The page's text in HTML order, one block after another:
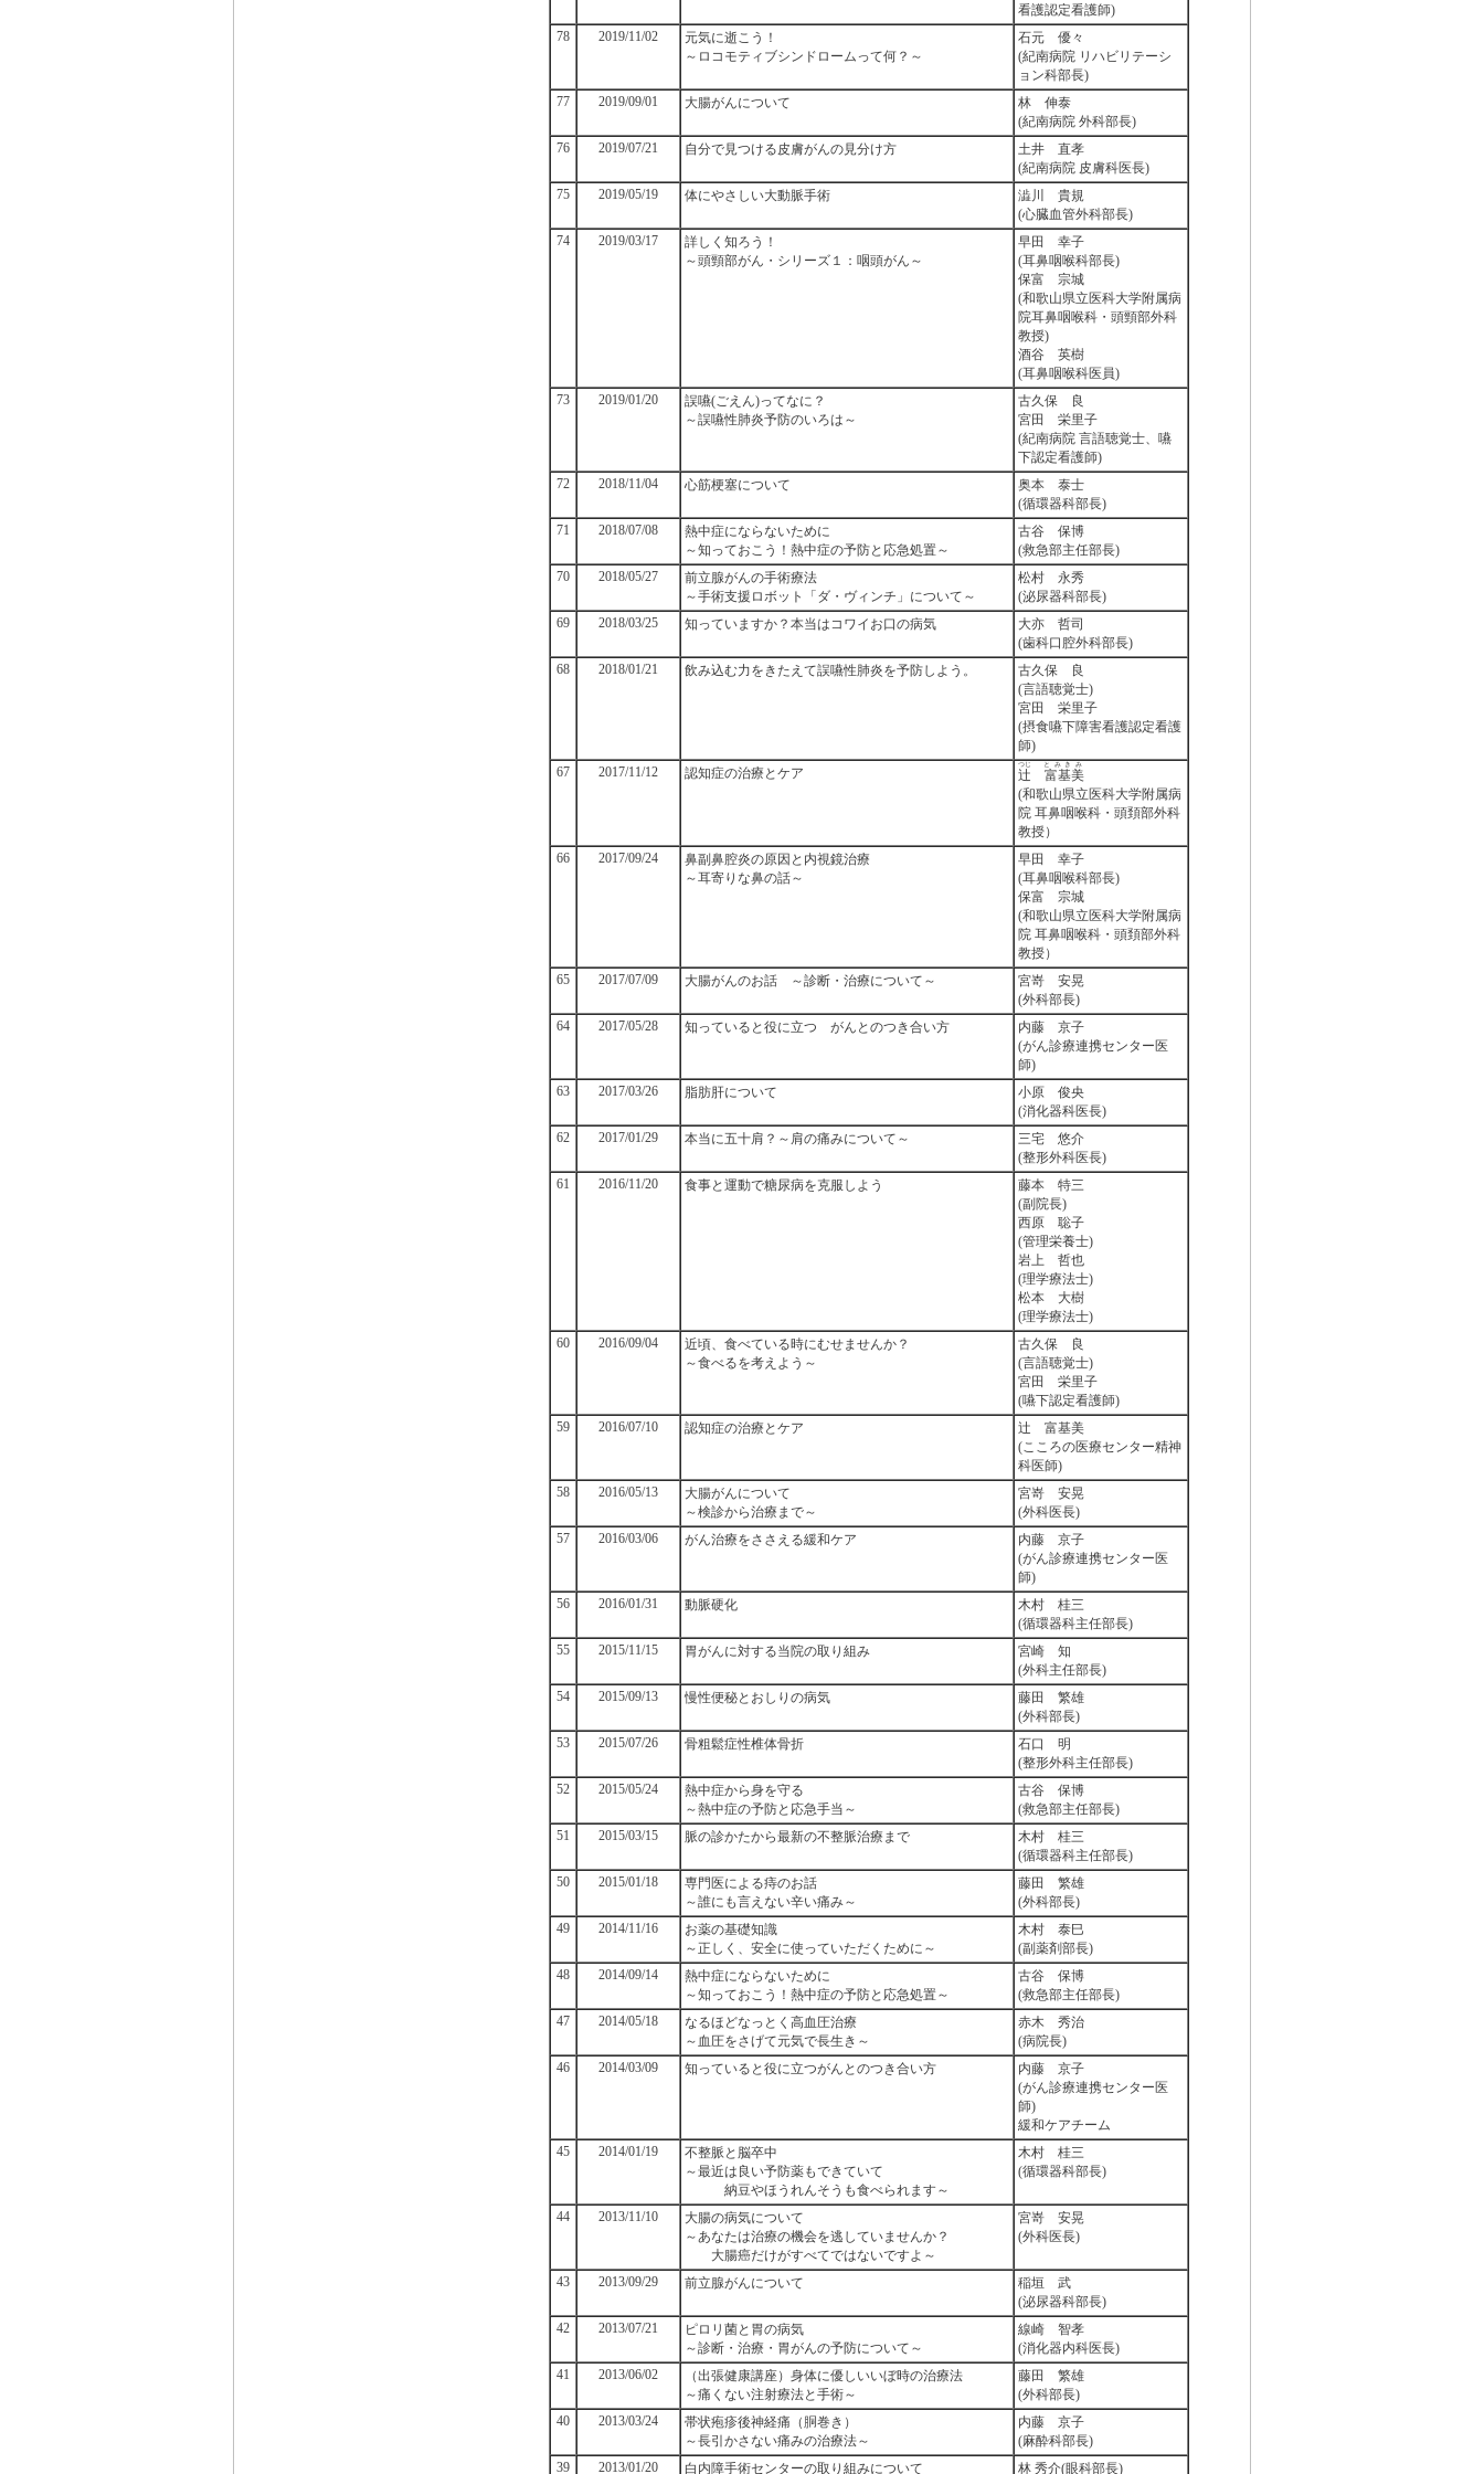
看護認定看護師)
78
2019/11/02
元気に逝こう！
～ロコモティブシンドロームって何？～
石元 優々
(紀南病院 リハビリテーシ
ョン科部長)
77
2019/09/01 大腸がんについて
林 伸泰
(紀南病院 外科部長)
76
2019/07/21 自分で見つける皮膚がんの見分け方
土井 直孝
(紀南病院 皮膚科医長)
75
2019/05/19 体にやさしい大動脈手術
澁川 貴規
(心臓血管外科部長)
74
2019/03/17
詳しく知ろう！
～頭頸部がん・シリーズ１：咽頭がん～
早田 幸子
(耳鼻咽喉科部長)
保富 宗城
(和歌山県立医科大学附属病
院耳鼻咽喉科・頭頸部外科
教授)
酒谷 英樹
(耳鼻咽喉科医員)
73
2019/01/20
誤嚥(ごえん)ってなに？
～誤嚥性肺炎予防のいろは～
古久保 良
宮田 栄里子
(紀南病院 言語聴覚士、嚥
下認定看護師)
72
2018/11/04 心筋梗塞について
奥本 泰士
(循環器科部長)
71
2018/07/08
熱中症にならないために
～知っておこう！熱中症の予防と応急処置～
古谷 保博
(救急部主任部長)
70
2018/05/27
前立腺がんの手術療法
～手術支援ロボット「ダ・ヴィンチ」について～
松村 永秀
(泌尿器科部長)
69
2018/03/25 知っていますか？本当はコワイお口の病気
大亦 哲司
(歯科口腔外科部長)
68
2018/01/21 飲み込む力をきたえて誤嚥性肺炎を予防しよう。
古久保 良
(言語聴覚士)
宮田 栄里子
(摂食嚥下障害看護認定看護
師)
67
2017/11/12 認知症の治療とケア 辻
つじ
富基美
とみきみ
(和歌山県立医科大学附属病
院 耳鼻咽喉科・頭頚部外科
教授）
66
2017/09/24
鼻副鼻腔炎の原因と内視鏡治療
～耳寄りな鼻の話～
早田 幸子
(耳鼻咽喉科部長)
保富 宗城
(和歌山県立医科大学附属病
院 耳鼻咽喉科・頭頚部外科
教授）
65
2017/07/09 大腸がんのお話 ～診断・治療について～
宮嵜 安晃
(外科部長)
64
2017/05/28 知っていると役に立つ がんとのつき合い方
内藤 京子
(がん診療連携センター医
師)
63
2017/03/26 脂肪肝について
小原 俊央
(消化器科医長)
62
2017/01/29 本当に五十肩？～肩の痛みについて～
三宅 悠介
(整形外科医長)
61
2016/11/20 食事と運動で糖尿病を克服しよう
藤本 特三
(副院長)
西原 聡子
(管理栄養士)
岩上 哲也
(理学療法士)
松本 大樹
(理学療法士)
60
2016/09/04
近頃、食べている時にむせませんか？
～食べるを考えよう～
古久保 良
(言語聴覚士)
宮田 栄里子
(嚥下認定看護師)
59
2016/07/10 認知症の治療とケア
辻 富基美
(こころの医療センター精神
科医師)
58
2016/05/13
大腸がんについて
～検診から治療まで～
宮嵜 安晃
(外科医長)
57
2016/03/06 がん治療をささえる緩和ケア
内藤 京子
(がん診療連携センター医
師)
56
2016/01/31 動脈硬化
木村 桂三
(循環器科主任部長)
55
2015/11/15 胃がんに対する当院の取り組み
宮崎 知
(外科主任部長)
54
2015/09/13 慢性便秘とおしりの病気
藤田 繁雄
(外科部長)
53
2015/07/26 骨粗鬆症性椎体骨折
石口 明
(整形外科主任部長)
52
2015/05/24
熱中症から身を守る
～熱中症の予防と応急手当～
古谷 保博
(救急部主任部長)
51
2015/03/15 脈の診かたから最新の不整脈治療まで
木村 桂三
(循環器科主任部長)
50
2015/01/18
専門医による痔のお話
～誰にも言えない辛い痛み～
藤田 繁雄
(外科部長)
49
2014/11/16
お薬の基礎知識
～正しく、安全に使っていただくために～
木村 泰巳
(副薬剤部長)
48
2014/09/14
熱中症にならないために
～知っておこう！熱中症の予防と応急処置～
古谷 保博
(救急部主任部長)
47
2014/05/18
なるほどなっとく高血圧治療
～血圧をさげて元気で長生き～
赤木 秀治
(病院長)
46
2014/03/09 知っていると役に立つがんとのつき合い方
内藤 京子
(がん診療連携センター医
師)
緩和ケアチーム
45
2014/01/19
不整脈と脳卒中
～最近は良い予防薬もできていて
納豆やほうれんそうも食べられます～
木村 桂三
(循環器科部長)
44 2013/11/10
大腸の病気について
～あなたは治療の機会を逃していませんか？
大腸癌だけがすべてではないですよ～
宮嵜 安晃
(外科医長)
43 2013/09/29 前立腺がんについて
稲垣 武
(泌尿器科部長)
42
2013/07/21
ピロリ菌と胃の病気
～診断・治療・胃がんの予防について～
線崎 智孝
(消化器内科医長)
41
2013/06/02
（出張健康講座）身体に優しいいぼ時の治療法
～痛くない注射療法と手術～
藤田 繁雄
(外科部長)
40
2013/03/24
帯状疱疹後神経痛（胴巻き）
～長引かさない痛みの治療法～
内藤 京子
(麻酔科部長)
39
2013/01/20 白内障手術センターの取り組みについて 林 秀介(眼科部長)